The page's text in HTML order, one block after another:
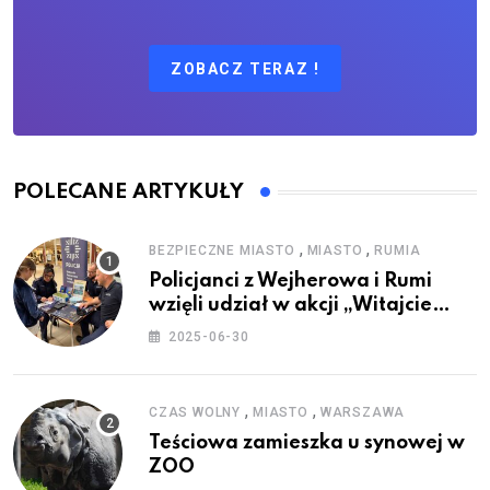
ZOBACZ TERAZ !
POLECANE ARTYKUŁY
BEZPIECZNE MIASTO , MIASTO ,RUMIA
Policjanci z Wejherowa i Rumi
wzięli udział w akcji „Witajcie
Wakacje”
2025-06-30
CZAS WOLNY , MIASTO , WARSZAWA
Teściowa zamieszka u synowej w
ZOO